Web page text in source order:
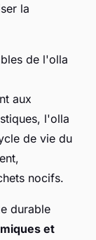
la
de l'olla
aux
l'olla
de vie du
nocifs.
durable
et